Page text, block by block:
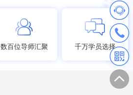
数百位导师汇聚 千万学员选择